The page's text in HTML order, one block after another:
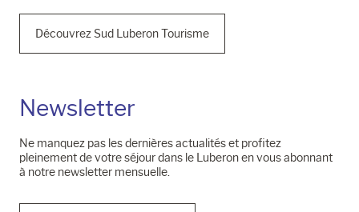
Découvrez Sud Luberon Tourisme
Newsletter
Ne manquez pas les dernières actualités et profitez
pleinement de votre séjour dans le Luberon en vous abonnant
à notre newsletter mensuelle.